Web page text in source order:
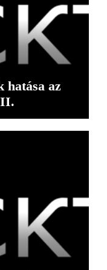
hatása az
II.